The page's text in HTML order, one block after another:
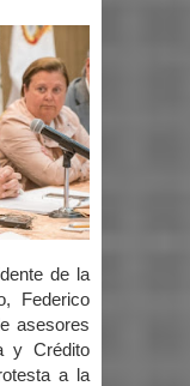
de la
Federico
asesores
y Crédito
a la